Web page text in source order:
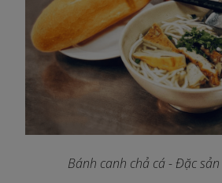
Bánh canh chả cá - Đặc